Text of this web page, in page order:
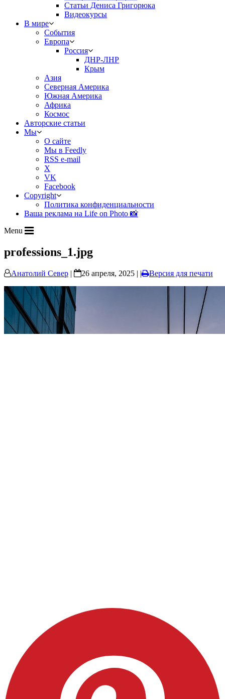
Статьи Дениса Григорюка
Видеокурсы
В мире
События
Европа
Россия
ДНР-ЛНР
Крым
Азия
Северная Америка
Южная Америка
Африка
Космос
Авторские статьи
Мы
О сайте
Мы в Feedly
RSS e-mail
X
VK
Facebook
Copyright
Политика конфиденциальности
Ваша реклама на Life on Photo 📸
Menu
professions_1.jpg
Анатолий Север | 26 апреля, 2025 | | Версия для печати